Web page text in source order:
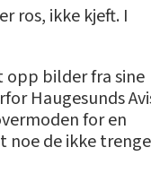
ros, ikke kjeft. I
opp bilder fra sine
Haugesunds
for en
noe de ikke